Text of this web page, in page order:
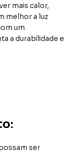
mais calor,
melhor a luz
um
a durabilidade e
ser